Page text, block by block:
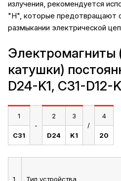
излучения, рекомендуется
"H", которые предотвращают
размыкании электрической
Электромагниты
катушки)
D24-K1, C31-D12-
1
-
2
3
/
4
C31 D24 K1 20
1 Тип устройства